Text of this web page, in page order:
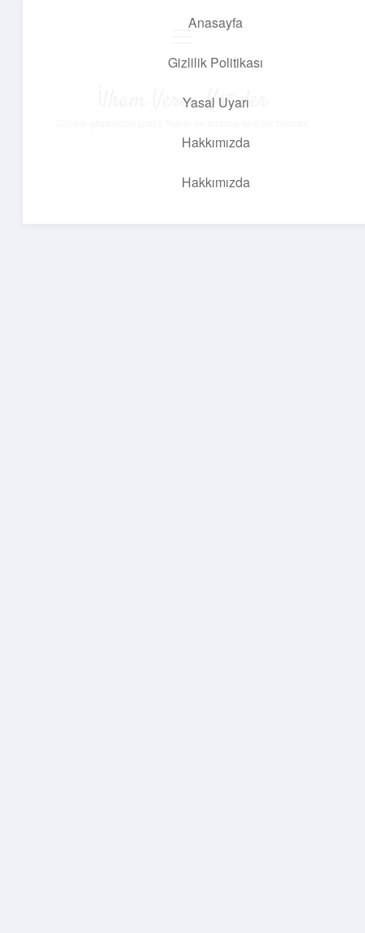
Anasayfa
Gizlilik Politikası
Yasal Uyarı
Hakkımızda
Hakkımızda
İlham Veren Köşeler